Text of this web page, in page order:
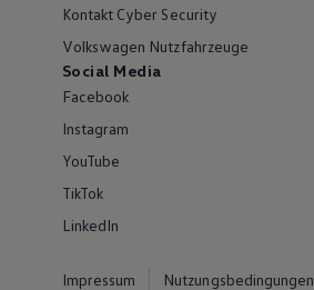
Kontakt Cyber Security
Volkswagen Nutzfahrzeuge
Social Media
Facebook
Instagram
YouTube
TikTok
LinkedIn
Impressum
Nutzungsbedingungen